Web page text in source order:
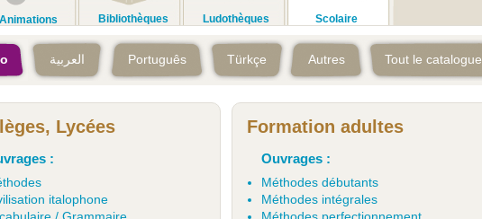
Animations Bibliothèques Ludothèques Scolaire
العربية Português Türkçe Autres Tout le catalogue
Lycées
:
italophone
Formation adultes
Ouvrages :
Méthodes débutants
Méthodes intégrales